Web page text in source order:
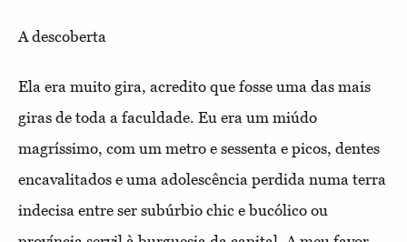
A descoberta
Ela era muito gira, acredito que fosse uma das mais
giras de toda a faculdade. Eu era um miúdo
magríssimo, com um metro e sessenta e picos, dentes
encavalitados e uma adolescência perdida numa terra
indecisa entre ser subúrbio chic e bucólico ou